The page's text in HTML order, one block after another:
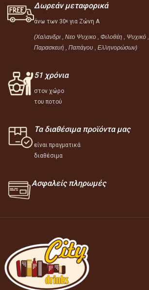
Δωρεάν μεταφορικά
άνω των 30ε για Ζώνη Α
(Χαλανδρι , Νεο Ψυχικο , Φιλοθέη , Ψυχικό ,
Παρασκευή , Παπάγου , Ελληνορώσων)
51 χρόνια
στον χώρο
του ποτού
Τα διαθέσιμα προϊόντα μας
είναι πραγματικά
διαθέσιμα
Ασφαλείς πληρωμές